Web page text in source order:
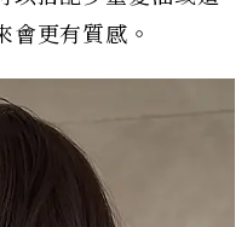
會更有質感。